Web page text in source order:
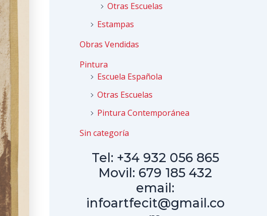
Otras Escuelas
Estampas
Obras Vendidas
Pintura
Escuela Española
Otras Escuelas
Pintura Contemporánea
Sin categoría
Tel: +34 932 056 865
Movil: 679 185 432
email:
infoartfecit@gmail.co